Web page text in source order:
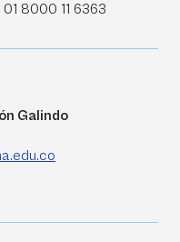
8000 11 6363
Galindo